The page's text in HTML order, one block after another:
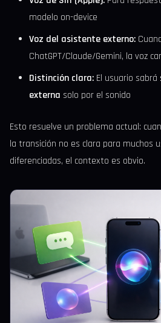
modelo on-device
Voz del asistente externo:
ChatGPT/Claude/Gemini, la voz
Distinción clara: El usuario sabrá
externa solo por el sonido
Esto resuelve un problema actual:
la transición no es clara para muchos
diferenciadas, el contexto es obvio.